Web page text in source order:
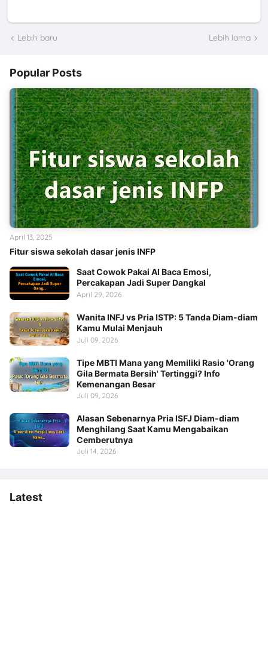
Lebih baru Lebih lama
Popular Posts
Fitur siswa sekolah dasar jenis INFP
April 13, 2025
Saat Cowok Pakai AI Baca Emosi,
Percakapan Jadi Super Dangkal
April 29, 2026
Wanita INFJ vs Pria ISTP: 5 Tanda Diam-diam
Kamu Mulai Menjauh
Juli 09, 2026
Tipe MBTI Mana yang Memiliki Rasio 'Orang
Gila Bermata Bersih' Tertinggi? Info
Kemenangan Besar
Juli 09, 2026
Alasan Sebenarnya Pria ISFJ Diam-diam
Menghilang Saat Kamu Mengabaikan
Cemberutnya
Juli 14, 2026
Latest